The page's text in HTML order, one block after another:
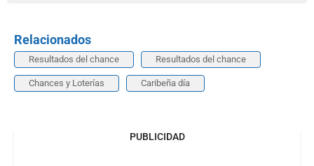
Relacionados
Resultados del chance Resultados del chance
Chances y Loterías Caribeña día
PUBLICIDAD